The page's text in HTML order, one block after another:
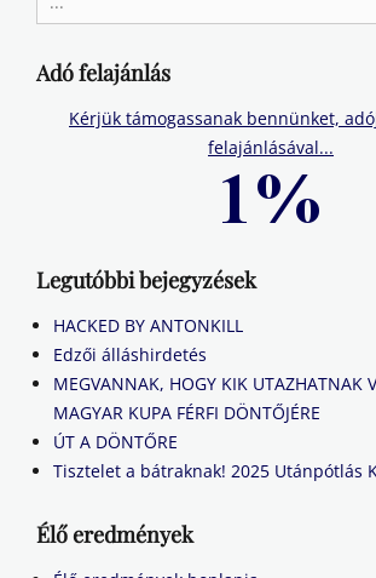
for:
Adó felajánlás
Kérjük támogassanak bennünket,
felajánlásával...
Legutóbbi bejegyzések
HACKED BY ANTONKILL
Edzői álláshirdetés
MEGVANNAK, HOGY KIK UTAZHATNAK
MAGYAR KUPA FÉRFI DÖNTŐJÉRE
ÚT A DÖNTŐRE
Tisztelet a bátraknak! 2025 Utánpótlás
Élő eredmények